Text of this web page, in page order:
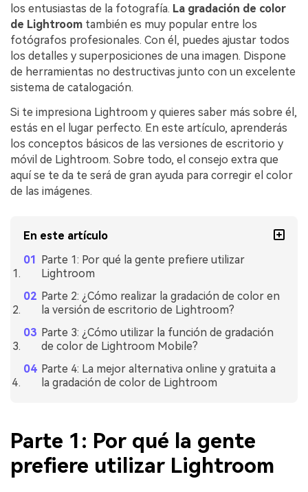
los entusiastas de la fotografía. La gradación de color
de Lightroom también es muy popular entre los
fotógrafos profesionales. Con él, puedes ajustar todos
los detalles y superposiciones de una imagen. Dispone
de herramientas no destructivas junto con un excelente
sistema de catalogación.
Si te impresiona Lightroom y quieres saber más sobre él,
estás en el lugar perfecto. En este artículo, aprenderás
los conceptos básicos de las versiones de escritorio y
móvil de Lightroom. Sobre todo, el consejo extra que
aquí se te da te será de gran ayuda para corregir el color
de las imágenes.
En este artículo
Parte 1: Por qué la gente prefiere utilizar
Lightroom
Parte 2: ¿Cómo realizar la gradación de color en
la versión de escritorio de Lightroom?
Parte 3: ¿Cómo utilizar la función de gradación
de color de Lightroom Mobile?
Parte 4: La mejor alternativa online y gratuita a
la gradación de color de Lightroom
Parte 1: Por qué la gente
prefiere utilizar Lightroom